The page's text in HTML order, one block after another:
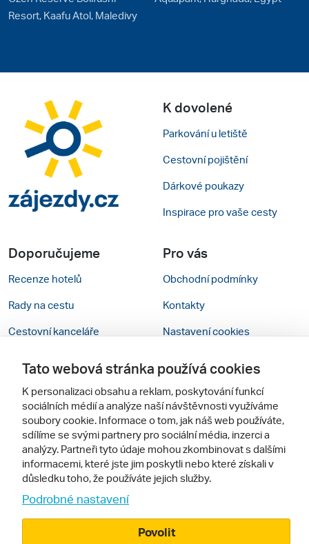
Resort, Kaafu Atol, Maledivy
K dovolené
Parkování u letiště
Cestovní pojištění
Dárkové poukazy
Inspirace pro vaše cesty
Doporučujeme
Recenze hotelů
Rady na cestu
Cestovní kanceláře
Pro vás
Obchodní podmínky
Kontakty
Nastavení cookies
Sledujte nás
© 2000 - 2026, Zájezdy.cz
Tato webová stránka používá cookies
K personalizaci obsahu a reklam, poskytování funkcí
sociálních médií a analýze naší návštěvnosti využíváme
soubory cookie. Informace o tom, jak náš web používáte,
sdílíme se svými partnery pro sociální média, inzerci a
analýzy. Partneři tyto údaje mohou zkombinovat s dalšími
informacemi, které jste jim poskytli nebo které získali v
důsledku toho, že používáte jejich služby.
Podrobné nastavení
Povolit